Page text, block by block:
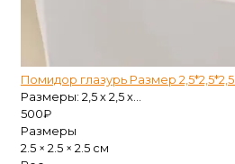
Помидор глазурь Размер 2,5*2,5*2,5
Размеры: 2,5 х 2,5 х...
500₽
Размеры
2.5 × 2.5 × 2.5 см